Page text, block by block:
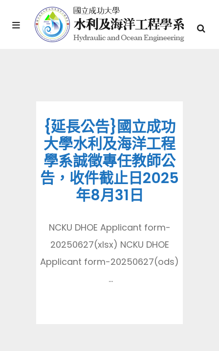
{延長公告}國立成功
大學水利及海洋工程
學系誠徵專任教師公
告，收件截止日2025
年8月31日
NCKU DHOE Applicant form-
20250627(xlsx) NCKU DHOE
Applicant form-20250627(ods)
...